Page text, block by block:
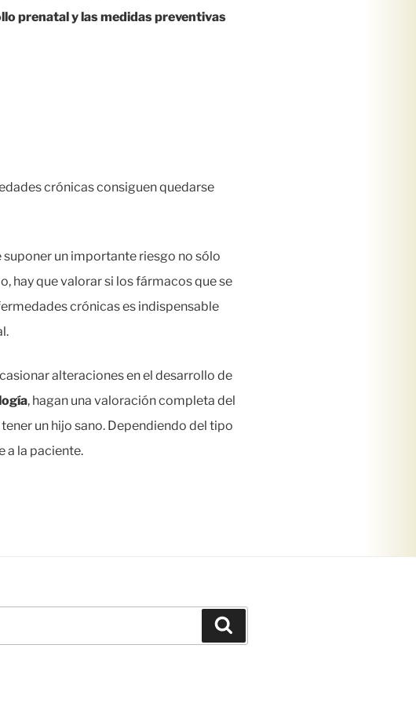
prenatal y las medidas preventivas
crónicas consiguen quedarse
un importante riesgo no sólo
hay que valorar si los fármacos que se
crónicas es indispensable
alteraciones en el desarrollo de
, hagan una valoración completa del
un hijo sano. Dependiendo del tipo
a la paciente.